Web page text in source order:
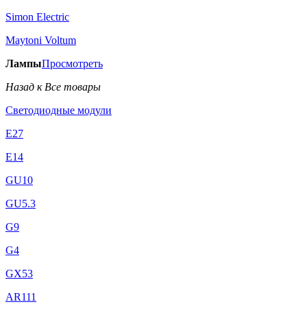
Simon Electric
Maytoni Voltum
ЛампыПросмотреть
Назад к Все товары
Светодиодные модули
E27
E14
GU10
GU5.3
G9
G4
GX53
AR111